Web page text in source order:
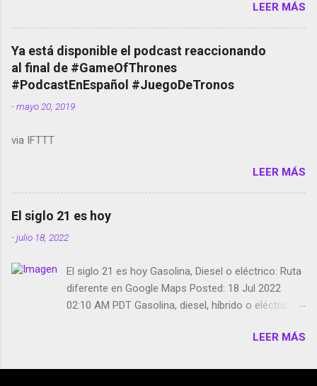
temporada de Black Mirror Twitter deja de verificar
cuentas Responden los fotógrafos Brian May y el
copyright en Instagram Música y vídeo selfies en la
red social Riddley Scott saca a Kevin Spacey de su
película Francisco regaña a los que usan el
smartphone en sus misas La serie de la Tierra
Media GoBee - StartUp de bicicletas de alquiler
Live Photos en Google Photos Llegando Partimos
Dictados en Android El tamaño y su importancia...
LEER MÁS
Ya está disponible el podcast reaccionando
al final de #GameOfThrones
#PodcastEnEspañol #JuegoDeTronos
-mayo 20, 2019
via IFTTT
LEER MÁS
El siglo 21 es hoy
-julio 18, 2022
El siglo 21 es hoy Gasolina, Diesel o eléctrico: Ruta
diferente en Google Maps Posted: 18 Jul 2022
02:10 AM PDT Gasolina, diesel, híbrido o eléctrico:
de esos sentidos es lo que hacen los
LEER MÁS